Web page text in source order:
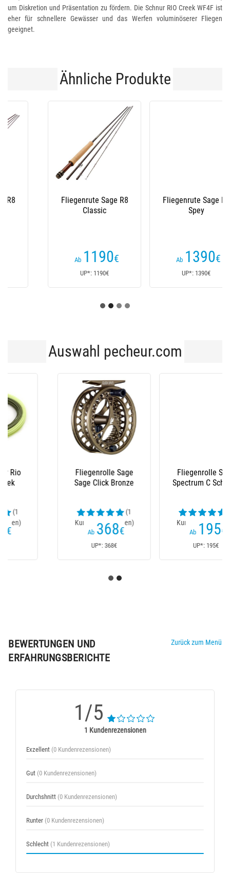
um Diskretion und Präsentation zu fördern. Die Schnur RIO Creek WF4F ist
eher für schnellere Gewässer und das Werfen voluminöserer Fliegen
geeignet.
Ähnliche Produkte
Fliegenrute Sage R8
1390€
Fliegenrute Sage R8
Core Revolution
Kundenrezensionen)
1190 €
UP*: 1190€
Auswahl pecheur.com
Fliegenrolle Sage
Spectrum C Schwarz
(1
Kundenrezensionen)
Ersatzspule Sage Für
Rolle Classic Trout
149 €
BEWERTUNGEN UND
ERFAHRUNGSBERICHTE
Zurück zum Menü
1/5
1 Kundenrezensionen
Exzellent (0 Kundenrezensionen)
Gut (0 Kundenrezensionen)
Durchshnitt (0 Kundenrezensionen)
Runter (0 Kundenrezensionen)
Schlecht (1 Kundenrezensionen)